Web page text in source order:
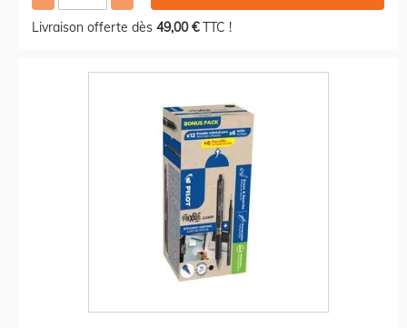
Livraison offerte dès 49,00 €TTC !